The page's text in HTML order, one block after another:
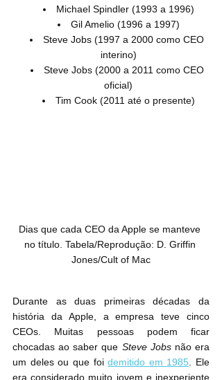
Michael Spindler (1993 a 1996)
Gil Amelio (1996 a 1997)
Steve Jobs (1997 a 2000 como CEO
interino)
Steve Jobs (2000 a 2011 como CEO
oficial)
Tim Cook (2011 até o presente)
Dias que cada CEO da Apple se manteve
no título. Tabela/Reprodução: D. Griffin
Jones/Cult of Mac
Durante as duas primeiras décadas da
história da Apple, a empresa teve cinco
CEOs. Muitas pessoas podem ficar
chocadas ao saber que Steve Jobs não era
um deles ou que foi demitido em 1985 . Ele
era considerado muito jovem e inexperiente